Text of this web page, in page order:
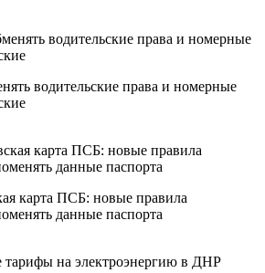
водительские права и номерные
карта ПСБ: новые правила
данные паспорта